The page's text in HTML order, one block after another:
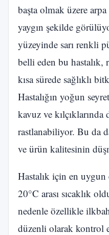
başta olmak üzere
yaygın şekilde
yüzeyinde sarı renkli
belli eden bu hastalık,
kısa sürede sağlıklı
Hastalığın yoğun
kavuz ve kılçıklarında
rastlanabiliyor. Bu da
ve ürün kalitesinin
Hastalık için en
20°C arası sıcaklık
nedenle özellikle
düzenli olarak kontrol